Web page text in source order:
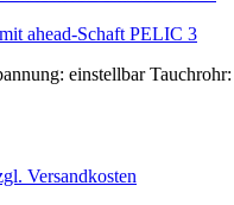
ahead-Schaft PELIC 3
einstellbar
Versandkosten